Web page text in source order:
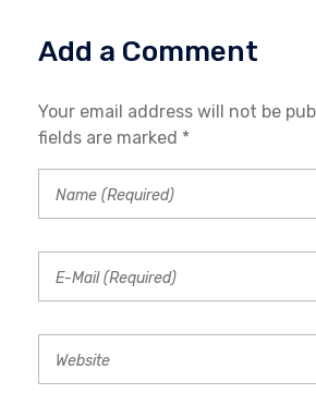
Add a Comment
Your email address will not be
fields are marked *